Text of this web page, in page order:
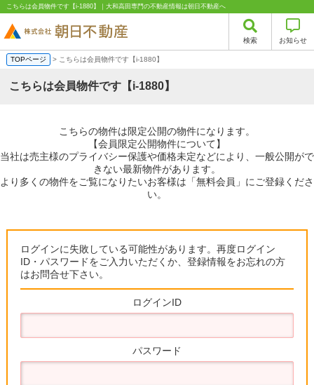
こちらは会員物件です【i-1880】｜大和高田専門の不動産情報は朝日不動産へ
検索 お知らせ
TOPページ > こちらは会員物件です【i-1880】
こちらは会員物件です【i-1880】
こちらの物件は限定公開の物件になります。
【会員限定公開物件について】
当社は売主様のプライバシー保護や価格未定などにより、一般公開がで
きない最新物件があります。
より多くの物件をご覧になりたいお客様は「無料会員」にご登録くださ
い。
ログインに失敗している可能性があります。再度ログイン
ID・パスワードをご入力いただくか、登録情報をお忘れの方
はお問合せ下さい。
ログインID
パスワード